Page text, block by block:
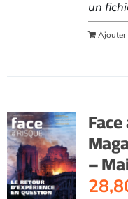
un
Ajouter
–